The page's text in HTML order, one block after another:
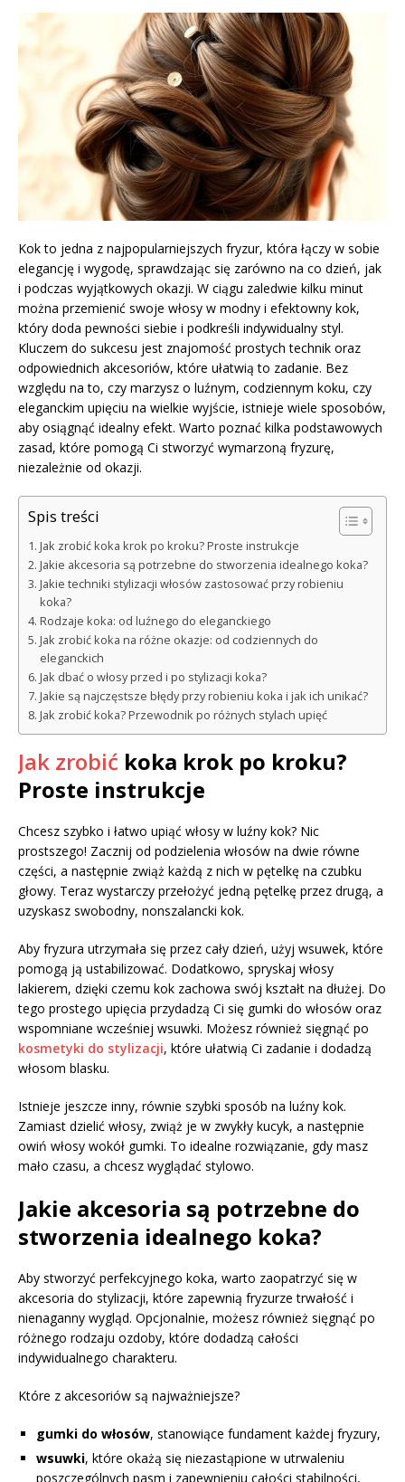
Kok to jedna z najpopularniejszych fryzur, która łączy w sobie
elegancję i wygodę, sprawdzając się zarówno na co dzień, jak
i podczas wyjątkowych okazji. W ciągu zaledwie kilku minut
można przemienić swoje włosy w modny i efektowny kok,
który doda pewności siebie i podkreśli indywidualny styl.
Kluczem do sukcesu jest znajomość prostych technik oraz
odpowiednich akcesoriów, które ułatwią to zadanie. Bez
względu na to, czy marzysz o luźnym, codziennym koku, czy
eleganckim upięciu na wielkie wyjście, istnieje wiele sposobów,
aby osiągnąć idealny efekt. Warto poznać kilka podstawowych
zasad, które pomogą Ci stworzyć wymarzoną fryzurę,
niezależnie od okazji.
Spis treści
Jak zrobić koka krok po kroku? Proste instrukcje
Jakie akcesoria są potrzebne do stworzenia idealnego koka?
Jakie techniki stylizacji włosów zastosować przy robieniu
koka?
Rodzaje koka: od luźnego do eleganckiego
Jak zrobić koka na różne okazje: od codziennych do
eleganckich
Jak dbać o włosy przed i po stylizacji koka?
Jakie są najczęstsze błędy przy robieniu koka i jak ich unikać?
Jak zrobić koka? Przewodnik po różnych stylach upięć
Jak zrobić koka krok po kroku?
Proste instrukcje
Chcesz szybko i łatwo upiąć włosy w luźny kok? Nic
prostszego! Zacznij od podzielenia włosów na dwie równe
części, a następnie zwiąż każdą z nich w pętelkę na czubku
głowy. Teraz wystarczy przełożyć jedną pętelkę przez drugą, a
uzyskasz swobodny, nonszalancki kok.
Aby fryzura utrzymała się przez cały dzień, użyj wsuwek, które
pomogą ją ustabilizować. Dodatkowo, spryskaj włosy
lakierem, dzięki czemu kok zachowa swój kształt na dłużej. Do
tego prostego upięcia przydadzą Ci się gumki do włosów oraz
wspomniane wcześniej wsuwki. Możesz również sięgnąć po
kosmetyki do stylizacji, które ułatwią Ci zadanie i dodadzą
włosom blasku.
Istnieje jeszcze inny, równie szybki sposób na luźny kok.
Zamiast dzielić włosy, zwiąż je w zwykły kucyk, a następnie
owiń włosy wokół gumki. To idealne rozwiązanie, gdy masz
mało czasu, a chcesz wyglądać stylowo.
Jakie akcesoria są potrzebne do
stworzenia idealnego koka?
Aby stworzyć perfekcyjnego koka, warto zaopatrzyć się w
akcesoria do stylizacji, które zapewnią fryzurze trwałość i
nienaganny wygląd. Opcjonalnie, możesz również sięgnąć po
różnego rodzaju ozdoby, które dodadzą całości
indywidualnego charakteru.
Które z akcesoriów są najważniejsze?
gumki do włosów, stanowiące fundament każdej fryzury,
wsuwki, które okażą się niezastąpione w utrwaleniu
poszczególnych pasm i zapewnieniu całości stabilności,